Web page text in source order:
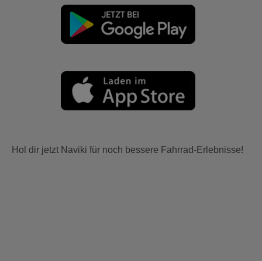
Hol dir jetzt Naviki für noch bessere Fahrrad-Erlebnisse!